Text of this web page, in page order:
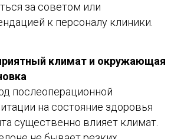
за советом или
к персоналу клиники.
климат и окружающая
послеоперационной
на состояние здоровья
существенно влияет климат.
без стресса и ошибок